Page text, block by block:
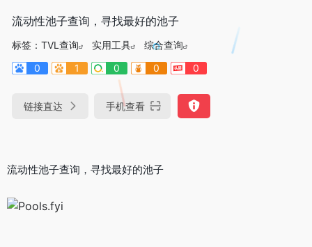
流动性池子查询，寻找最好的池子
标签： TVL查询 实用工具
综合查询
0
1 0 0 0
链接直达 手机查看
流动性池子查询，寻找最好的池子